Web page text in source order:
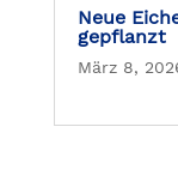
Neue
gepflanzt
März 8,